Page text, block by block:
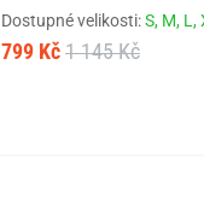
Dostupné velikosti:S, M, L,
799 Kč 1 145 Kč